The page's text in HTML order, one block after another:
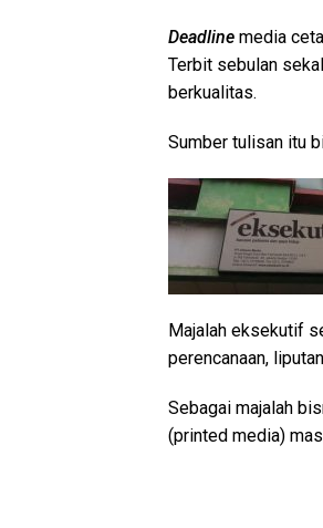
Deadline media
Terbit sebulan
berkualitas.
Sumber tulisan itu
Majalah eksekutif
perencanaan,
Sebagai majalah
(printed media)